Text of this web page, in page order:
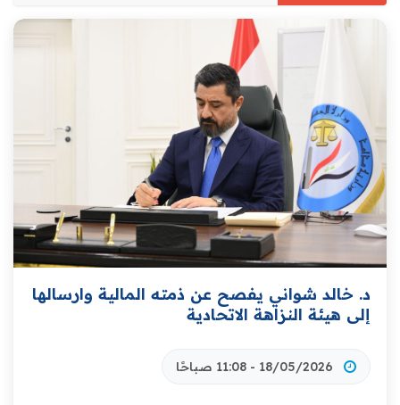
د. خالد شواني يفصح عن ذمته المالية وارسالها
إلى هيئة النزاهة الاتحادية
18/05/2026 - 11:08 صباحًا